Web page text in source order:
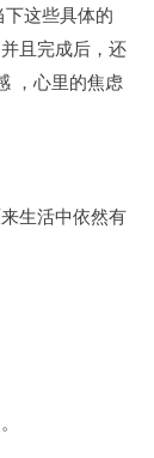
这些具体的
且完成后，还
，心里的焦虑
生活中依然有